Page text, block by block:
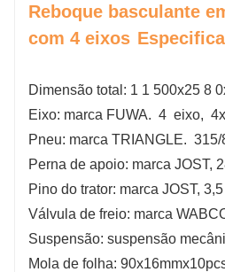
Reboque basculante
com 4 eixos
Dimensão total: 1 1 500x25 8
Eixo: marca FUWA. 4 eixo,
Pneu: marca TRIANGLE. 315/
Perna de apoio: marca JOST,
Pino do trator: marca JOST,
Válvula de freio: marca
Suspensão: suspensão
Mola de folha: